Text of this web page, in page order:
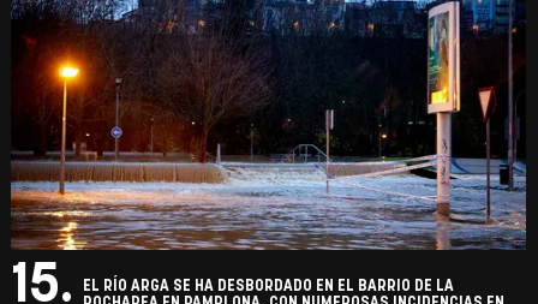
15.
EL RÍO ARGA SE HA DESBORDADO EN EL BARRIO DE LA